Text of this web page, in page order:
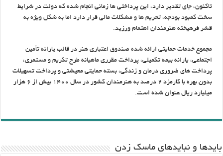
تاکنون، جای تقدیر دارد، این پرداختی ها زمانی انجام شده که دولت در شرایط
سخت کمبود بودجه، تحریم ها و مشکلات مالی قرار دارد اما به شکل ویژه به
قشر فرهیخته هنرمندان اهتمام ورزید.
مجموع خدمات حمایتی ارائه شده صندوق اعتباری هنر در قالب یارانه تأمین
اجتماعی، یارانه بیمه تکمیلی، پرداخت مقرری ماهیانه طرح تکریم و مستمری،
پرداخت های ضروری درمان و زندگی، بسته حمایتی معیشتی و پرداخت تسهیلات
بدون بهره با کارمزد ۲ درصد به هنرمندان کشور در سال ۱۴۰۰ بیش از ۶ هزار
میلیارد ریال عنوان شده است.
باید‌ها و نبایدهای ماسک زدن